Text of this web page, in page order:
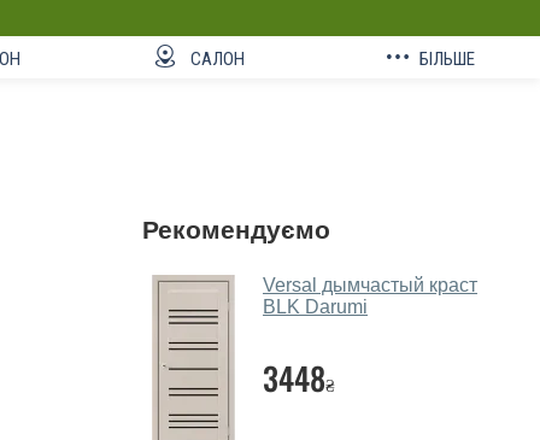
САЛОН БІЛЬШЕ
Рекомендуємо
Versal дымчастый краст
BLK Darumi
3448₴